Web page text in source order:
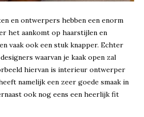
en ontwerpers hebben een enorm
het aankomt op haarstijlen en
vaak ook een stuk knapper. Echter
waarvan je kaak open zal
hiervan is interieur ontwerper
namelijk een zeer goede smaak in
ook nog eens een heerlijk fit